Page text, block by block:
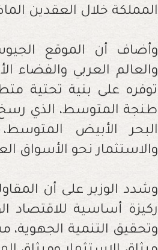
المملكة خلال العقدين
وأضاف أن الموقع
والعالم العربي والفضاء
توفره على بنية تحتية
طنجة المتوسط، الذي رسخ
البحر الأبيض
والاستثمار نحو الأسواق
وشدد الوزير على أن
ركيزة أساسية للاقتصاد
وتحقيق التنمية